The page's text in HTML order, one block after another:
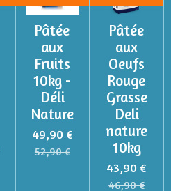
Pâtée
aux
Fruits
10kg -
Déli
Nature
49,90 €
52,90 €
Pâtée
aux
Oeufs
Rouge
Grasse
Deli
nature
10kg
43,90 €
46,90 €